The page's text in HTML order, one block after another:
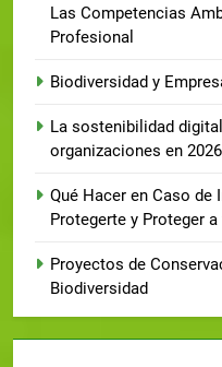
Las Competencias
Profesional
Biodiversidad y
La sostenibilidad
organizaciones en 2026
Qué Hacer en Caso de
Protegerte y Proteger
Proyectos de
Biodiversidad